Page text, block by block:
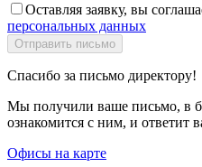
Оставляя заявку, вы
персональных данных
Спасибо за письмо директору!
Мы получили ваше письмо, в
ознакомится с ним, и ответит
Офисы на карте